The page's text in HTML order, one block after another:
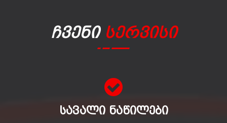
Ჩვენი Სერვისი
ᲡᲐᲕᲐᲚᲘ ᲜᲐᲬᲘᲚᲔᲑᲘ